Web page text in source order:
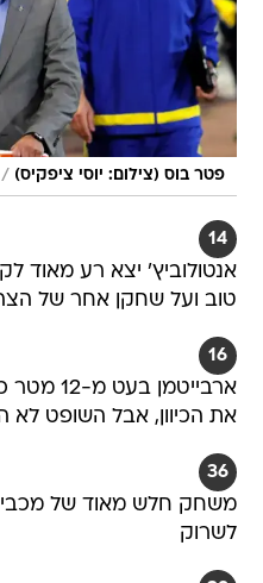
פטר בוס (צילום: יוסי ציפקיס) /
14
אנטולוביץ' יצא רע מאוד
טוב ועל שחקן אחר של
16
את הכיוון, אבל השופט לא
36
משחק חלש מאוד של
לשרוק